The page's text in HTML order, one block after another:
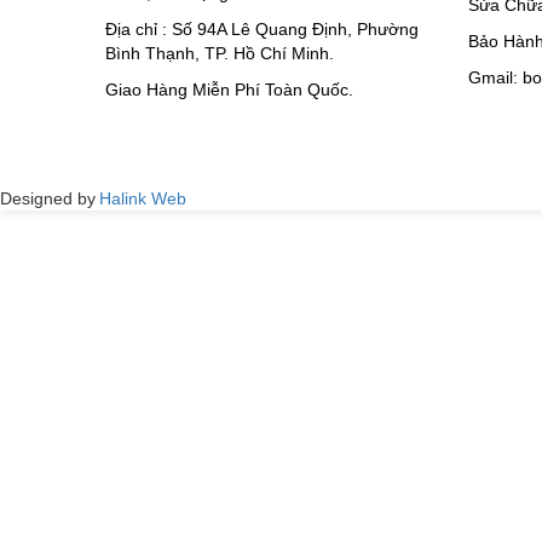
Địa chỉ : Số 94A Lê Quang Định, Phường
Bình Thạnh, TP. Hồ Chí Minh.
Giao Hàng Miễn Phí Toàn Quốc.
Sửa
Bảo
Gmail:
Designed by Halink Web